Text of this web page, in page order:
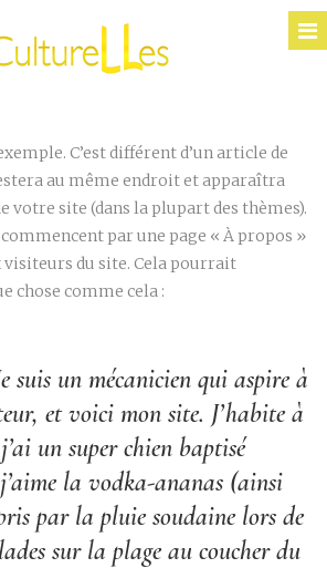
C’est différent d’un article de
au même endroit et apparaîtra
votre site (dans la plupart des thèmes).
par une page « À propos »
visiteurs du site. Cela pourrait
chose comme cela :
suis un mécanicien qui aspire à
et voici mon site. J’habite à
un super chien baptisé
la vodka-ananas (ainsi
par la pluie soudaine lors de
sur la plage au coucher du